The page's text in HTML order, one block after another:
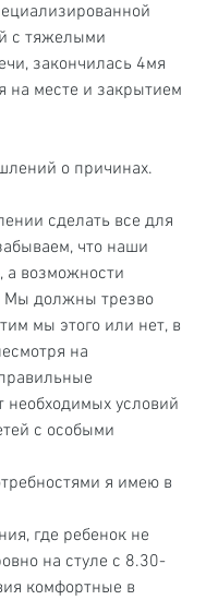
с тяжелыми
закончилась 4мя
на месте и закрытием
о причинах.
сделать все для
что наши
а возможности
Мы должны трезво
мы этого или нет, в
на
необходимых условий
с особыми
я имею в
где ребенок не
на стуле с 8.30-
комфортные в